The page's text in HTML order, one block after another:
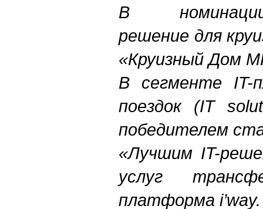
В
решение для
«Круизный Дом
В сегменте IT-
поездок (IT
победителем
«Лучшим IT-
услуг
платформа i’way.